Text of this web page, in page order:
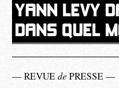
YANN LEVY
DANS QUEL
— REVUE de PRESSE —